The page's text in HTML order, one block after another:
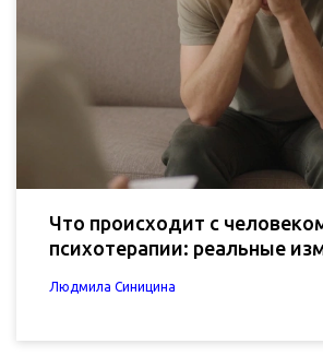
Что происходит с
психотерапии: реальные
Людмила Синицина